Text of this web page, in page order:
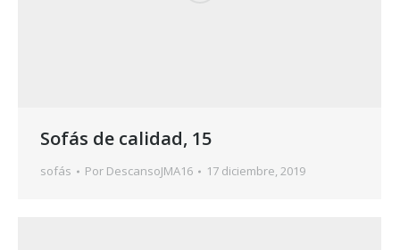
Sofás de calidad, 15
sofás Por DescansoJMA16 17 diciembre, 2019